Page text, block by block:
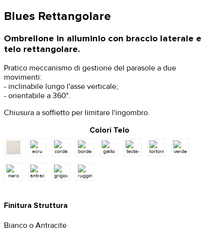
Blues Rettangolare
Ombrellone in alluminio con braccio laterale e
telo rettangolare.
Pratico meccanismo di gestione del parasole a due
movimenti:
- inclinabile lungo l'asse verticale;
- orientabile a 360°.
Chiusura a soffietto per limitare l'ingombro.
Colori Telo
Finitura Struttura
Bianco o Antracite